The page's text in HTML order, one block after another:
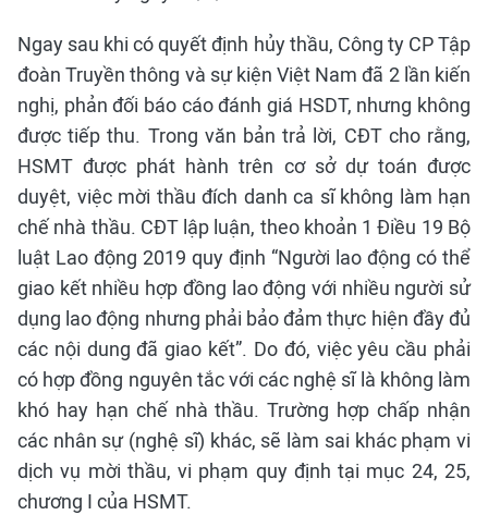
Ngay sau khi có quyết định hủy thầu, Công ty CP Tập
đoàn Truyền thông và sự kiện Việt Nam đã 2 lần kiến
nghị, phản đối báo cáo đánh giá HSDT, nhưng không
được tiếp thu. Trong văn bản trả lời, CĐT cho rằng,
HSMT được phát hành trên cơ sở dự toán được
duyệt, việc mời thầu đích danh ca sĩ không làm hạn
chế nhà thầu. CĐT lập luận, theo khoản 1 Điều 19 Bộ
luật Lao động 2019 quy định “Người lao động có thể
giao kết nhiều hợp đồng lao động với nhiều người sử
dụng lao động nhưng phải bảo đảm thực hiện đầy đủ
các nội dung đã giao kết”. Do đó, việc yêu cầu phải
có hợp đồng nguyên tắc với các nghệ sĩ là không làm
khó hay hạn chế nhà thầu. Trường hợp chấp nhận
các nhân sự (nghệ sĩ) khác, sẽ làm sai khác phạm vi
dịch vụ mời thầu, vi phạm quy định tại mục 24, 25,
chương I của HSMT.